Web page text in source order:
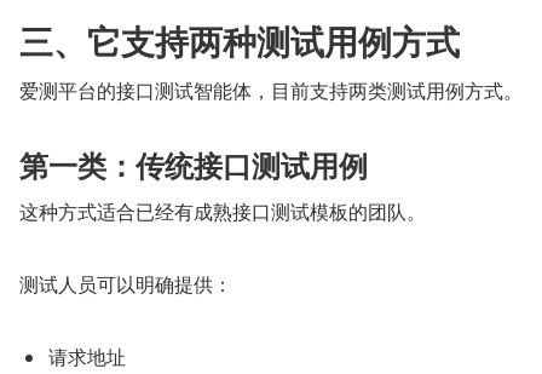
三、它支持两种测试用例方式
爱测平台的接口测试智能体，目前支持两类测试用例方式。
第一类：传统接口测试用例
这种方式适合已经有成熟接口测试模板的团队。
测试人员可以明确提供：
请求地址